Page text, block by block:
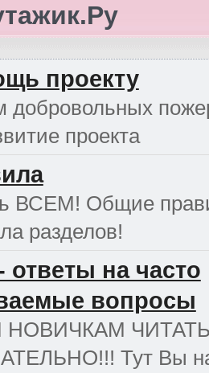
проекту
добровольных
проекта
ВСЕМ! Общие
разделов!
ответы на часто
вопросы
НОВИЧКАМ
Тут Вы